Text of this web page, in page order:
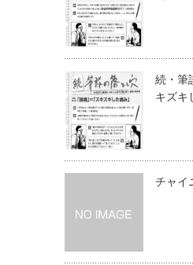
続・筆
キズキ
チャイ